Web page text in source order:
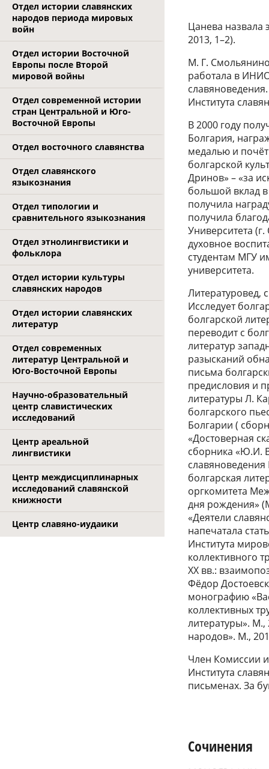
Отдел истории славянских
народов периода мировых
войн
Отдел истории Восточной
Европы после Второй
мировой войны
Отдел современной истории
стран Центральной и Юго-
Восточной Европы
Отдел восточного славянства
Отдел славянского
языкознания
Отдел типологии и
сравнительного языкознания
Отдел этнолингвистики и
фольклора
Отдел истории культуры
славянских народов
Отдел истории славянских
литератур
Отдел современных
литератур Центральной и
Юго-Восточной Европы
Научно-образовательный
центр славистических
исследований
Центр ареальной
лингвистики
Центр междисциплинарных
исследований славянской
книжности
Центр славяно-иудаики
Цанева назвала
2013, 1–2).
М. Г.
работала в
Института
В 2000 году
Болгария,
медалью и
болгарской
Дринов» – «за
большой вклад
получила
получила
Университета
духовное
студентам МГУ
университета.
Литературовед,
Исследует
болгарской
переводит с
литератур
разысканий
письма
предисловия и
литературы Л.
болгарского
Болгарии (
«Достоверная
сборника «Ю.И.
болгарская
оргкомитета
дня рождения»
«Деятели
напечатала
Института
коллективного
XX вв.:
Фёдор
монографию
коллективных
литературы». М.,
народов». М.,
Член Комиссии
Института
письменах. За
Сочинения